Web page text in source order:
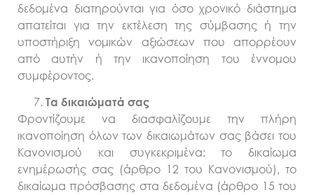
δεδομένα διατηρούνται για όσο χρονικό διάστημα
απατείται για την εκτέλεση της σύμβασης ή την
υποστήριξη νομικών αξιώσεων που απορρέουν
από αυτήν ή την ικανοποίηση του έννομου
συμφέροντος.
Τα δικαιώματά σας
Φροντίζουμε να διασφαλίζουμε την πλήρη
ικανοποίηση όλων των δικαιωμάτων σας βάσει του
Κανονισμού και συγκεκριμένα: το δικαίωμα
ενημέρωσής σας (άρθρο 12 του Κανονισμού), το
δικαίωμα πρόσβασης στα δεδομένα (άρθρο 15 του